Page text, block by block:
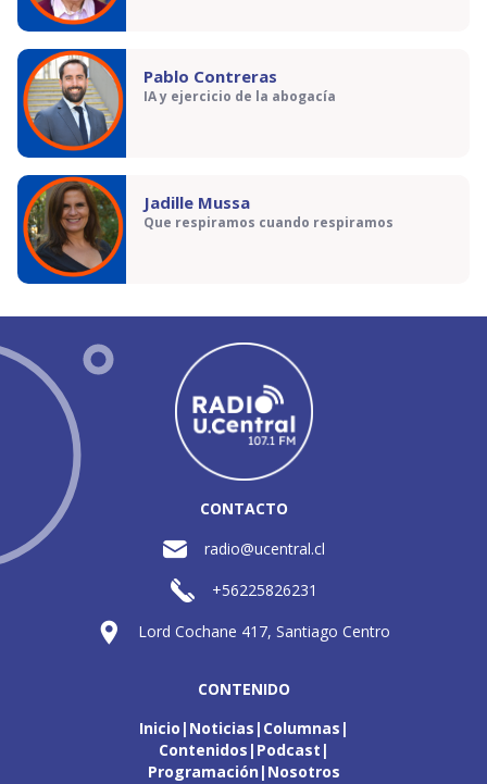
Pablo Contreras
IA y ejercicio de la abogacía
Jadille Mussa
Que respiramos cuando respiramos
CONTACTO
radio@ucentral.cl
+56225826231
Lord Cochane 417, Santiago Centro
CONTENIDO
Inicio Noticias Columnas
Contenidos Podcast
Programación Nosotros